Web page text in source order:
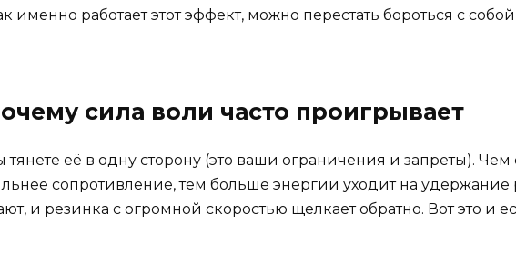
именно работает этот эффект, можно перестать бороться с
сила воли часто проигрывает
тянете её в одну сторону (это ваши ограничения и запреты).
сопротивление, тем больше энергии уходит на
и резинка с огромной скоростью щелкает обратно. Вот это и